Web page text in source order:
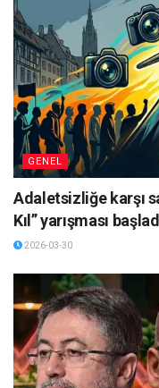
GENEL
Adaletsizliğe karşı
Kıl” yarışması
2026-03-30